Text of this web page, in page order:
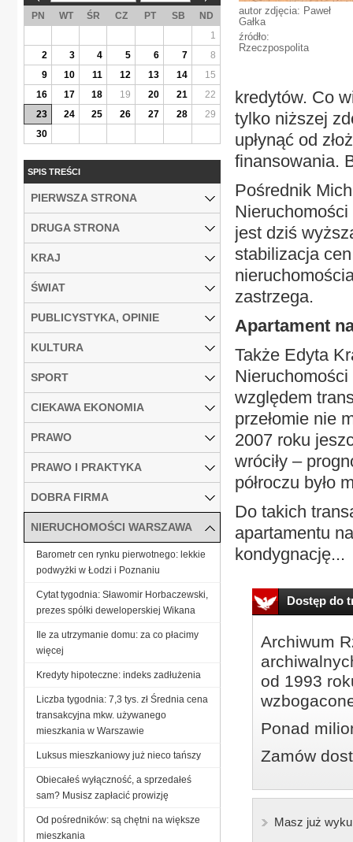
autor zdjęcia: Paweł
Gałka
źródło:
Rzeczpospolita
kredytów. Co
tylko niższej
upłynąć od
finansowania.
Pośrednik
jest dziś
stabilizacja
zastrzega.
Apartament
Także Edyta
względem
przełomie nie
2007 roku
wróciły –
półroczu było
Do takich
apartamentu
kondygnację...
Dostęp do
Archiwum
od 1993
Ponad
Zamów
Masz już
PN WT ŚR CZ PT SB
ND
1
2
3 4 5 6 7
8
9
10 11 12 13 14
15
16
17 18 19 20 21
22
23
24 25 26 27 28
29
30
SPIS TREŚCI
PIERWSZA STRONA
DRUGA STRONA
KRAJ
ŚWIAT
PUBLICYSTYKA, OPINIE
KULTURA
SPORT
CIEKAWA EKONOMIA
PRAWO
PRAWO I PRAKTYKA
DOBRA FIRMA
NIERUCHOMOŚCI WARSZAWA
Barometr cen rynku pierwotnego: lekkie
podwyżki w Łodzi i Poznaniu
Cytat tygodnia: Sławomir Horbaczewski,
prezes spółki deweloperskiej Wikana
Ile za utrzymanie domu: za co płacimy
więcej
Kredyty hipoteczne: indeks zadłużenia
Liczba tygodnia: 7,3 tys. zł Średnia cena
transakcyjna mkw. używanego
mieszkania w Warszawie
Luksus mieszkaniowy już nieco tańszy
Obiecałeś wyłączność, a sprzedałeś
sam? Musisz zapłacić prowizję
Od pośredników: są chętni na większe
mieszkania